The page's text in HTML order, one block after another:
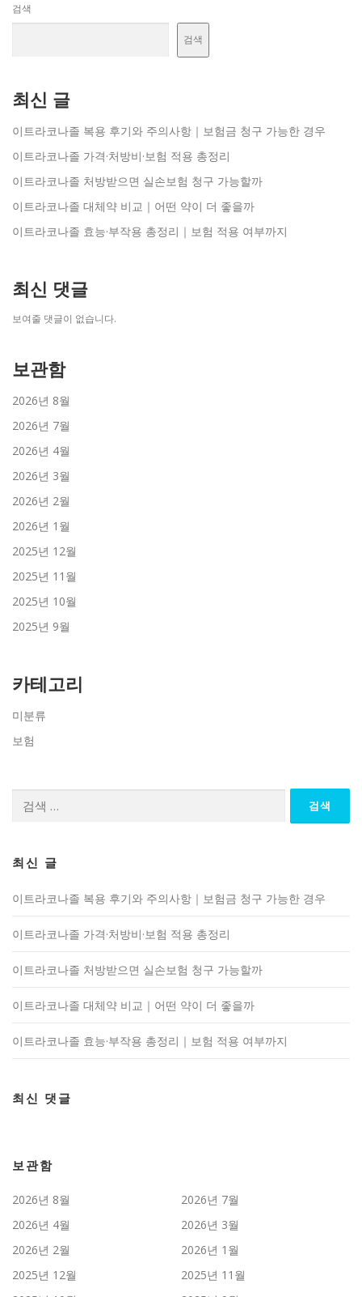
검색
검색
최신 글
이트라코나졸 복용 후기와 주의사항｜보험금 청구 가능한 경우
이트라코나졸 가격·처방비·보험 적용 총정리
이트라코나졸 처방받으면 실손보험 청구 가능할까
이트라코나졸 대체약 비교｜어떤 약이 더 좋을까
이트라코나졸 효능·부작용 총정리｜보험 적용 여부까지
최신 댓글
보여줄 댓글이 없습니다.
보관함
2026년 8월
2026년 7월
2026년 4월
2026년 3월
2026년 2월
2026년 1월
2025년 12월
2025년 11월
2025년 10월
2025년 9월
카테고리
미분류
보험
최신 글
이트라코나졸 복용 후기와 주의사항｜보험금 청구 가능한 경우
이트라코나졸 가격·처방비·보험 적용 총정리
이트라코나졸 처방받으면 실손보험 청구 가능할까
이트라코나졸 대체약 비교｜어떤 약이 더 좋을까
이트라코나졸 효능·부작용 총정리｜보험 적용 여부까지
최신 댓글
보관함
2026년 8월
2026년 7월
2026년 4월
2026년 3월
2026년 2월
2026년 1월
2025년 12월
2025년 11월